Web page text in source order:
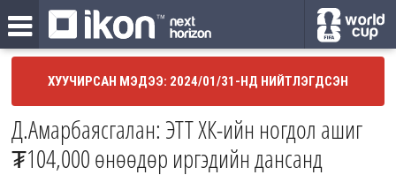
ХУУЧИРСАН МЭДЭЭ: 2024/01/31-НД НИЙТЛЭГДСЭН
Д.Амарбаясгалан: ЭТТ ХК-ийн ногдол ашиг
₮104,000 өнөөдөр иргэдийн дансанд